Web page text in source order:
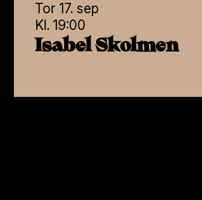
Tor 17. sep
Kl. 19:00
Isabel Skolmen